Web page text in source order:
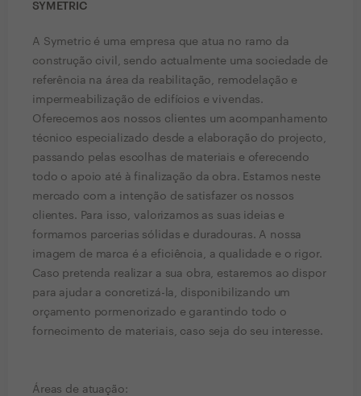
SYMETRIC
A Symetric é uma empresa que atua no ramo da
construção civil, sendo actualmente uma sociedade de
referência na área da reabilitação, remodelação e
impermeabilização de edifícios e vivendas.
Oferecemos aos nossos clientes um acompanhamento
técnico especializado desde a elaboração do projecto,
passando pelas escolhas de materiais e oferecendo
todo o apoio até à finalização da obra. Estamos neste
mercado com a intenção de satisfazer os nossos
clientes. Para isso, valorizamos as suas ideias e
formamos parcerias sólidas e duradouras. A nossa
imagem de marca é a eficiência, a qualidade e o rigor.
Caso pretenda realizar a sua obra, estaremos ao dispor
para ajudar a concretizá-la, disponibilizando um
orçamento pormenorizado e garantindo todo o
fornecimento de materiais, caso seja do seu interesse.
Áreas de atuação: